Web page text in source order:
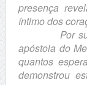
presença
íntimo dos
Por sua
apóstola do
quantos
demonstrou